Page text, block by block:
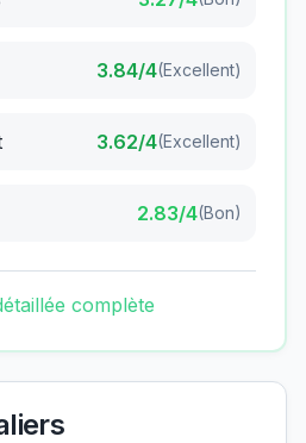
3.84/4(Excellent)
3.62/4(Excellent)
2.83/4(Bon)
complète